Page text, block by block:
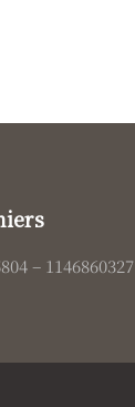
– 1146860327